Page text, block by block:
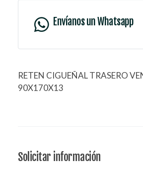
Envíanos un Whatsapp
RETEN CIGUEÑAL TRASERO
90X170X13
Solicitar información